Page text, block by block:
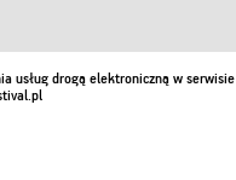
usług drogą elektroniczną w serwisie